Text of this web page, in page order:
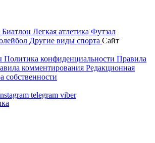
Биатлон Легкая атлетика Футзал
Другие виды спорта Сайт
Политика конфиденциальности Правила
комментирования Редакционная
собственности
telegram viber